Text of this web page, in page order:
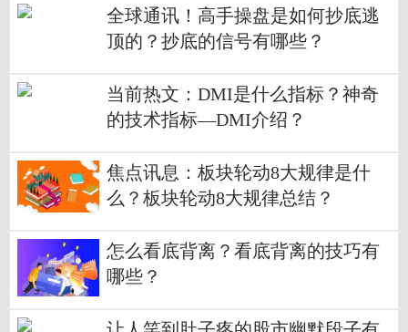
全球通讯！高手操盘是如何抄底逃
顶的？抄底的信号有哪些？
当前热文：DMI是什么指标？神奇
的技术指标—DMI介绍？
焦点讯息：板块轮动8大规律是什
么？板块轮动8大规律总结？
怎么看底背离？看底背离的技巧有
哪些？